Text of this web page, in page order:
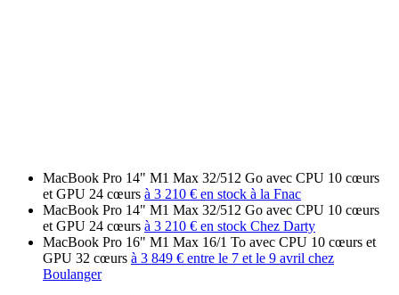
MacBook Pro 14" M1 Max 32/512 Go avec CPU 10 cœurs
et GPU 24 cœurs à 3 210 € en stock à la Fnac
MacBook Pro 14" M1 Max 32/512 Go avec CPU 10 cœurs
et GPU 24 cœurs à 3 210 € en stock Chez Darty
MacBook Pro 16" M1 Max 16/1 To avec CPU 10 cœurs et
GPU 32 cœurs à 3 849 € entre le 7 et le 9 avril chez
Boulanger